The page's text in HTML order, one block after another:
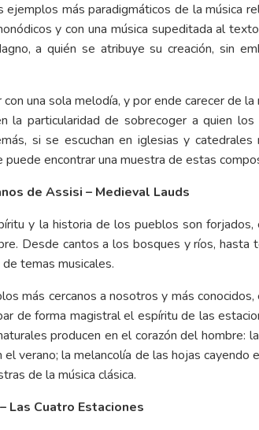
ejemplos más paradigmáticos de la música
y con una música supeditada al
a quién se atribuye su creación, sin
una sola melodía, y por ende carecer de
la particularidad de sobrecoger a quien
si se escuchan en iglesias y
encontrar una muestra de estas
de Assisi – Medieval Lauds
y la historia de los pueblos son
Desde cantos a los bosques y ríos,
temas musicales.
más cercanos a nosotros y más
de forma magistral el espíritu de las
producen en el corazón del
verano; la melancolía de las hojas
de la música clásica.
Las Cuatro Estaciones